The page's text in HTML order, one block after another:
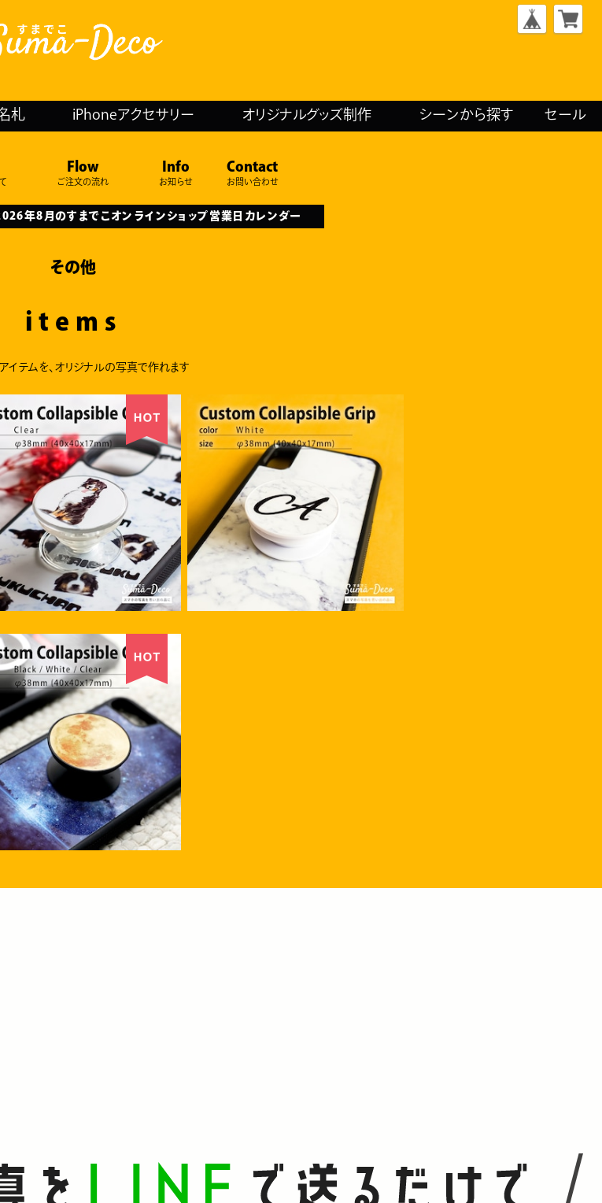
札 iPhoneアクセサリー オリジナルグッズ制作 シーンから探す セール
Flow
ご注文の流れ
Info
お知らせ
Contact
お問い合わせ
年8月のすまでこオンラインショップ営業日カレンダー
その他
items
イテムを、オリジナルの写真で作れます